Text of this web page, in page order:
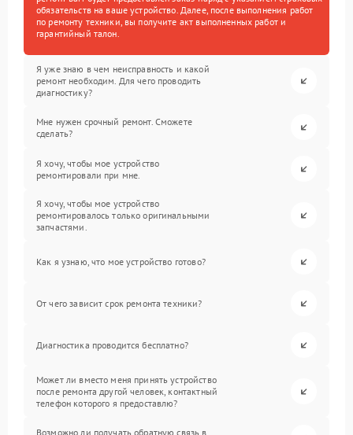
обязательств на ваше устройство. Далее, после выполнения работ
по ремонту техники, вы получите акт выполненных работ и
гарантийный талон.
Я уже знаю в чем неисправность и какой
ремонт необходим. Для чего проводить
диагностику?
Мне нужен срочный ремонт. Сможете
сделать?
Я хочу, чтобы мое устройство
ремонтировали при мне.
Я хочу, чтобы мое устройство
ремонтировалось только оригинальными
запчастями.
Как я узнаю, что мое устройство готово?
От чего зависит срок ремонта техники?
Диагностика проводится бесплатно?
Может ли вместо меня принять устройство
после ремонта другой человек, контактный
телефон которого я предоставлю?
Возможно ли получать обратную связь в